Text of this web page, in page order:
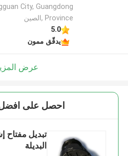
City, Guangdong
Province ,الصين
5.0
يدقّق ممون
عرض
احصل على
البديلة